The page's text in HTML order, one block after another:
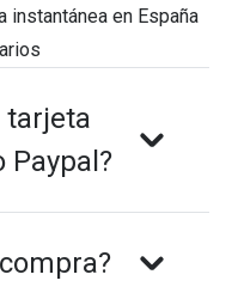
tarjeta
Paypal?